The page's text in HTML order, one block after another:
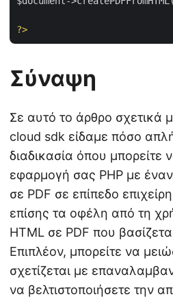
?>
Σύναψη
Σε αυτό το άρθρο σχετικά
cloud sdk είδαμε πόσο
διαδικασία όπου μπορείτε
εφαρμογή σας PHP με
σε PDF σε επίπεδο
επίσης τα οφέλη από τη
HTML σε PDF που
Επιπλέον, μπορείτε να
σχετίζεται με
να βελτιστοποιήσετε την